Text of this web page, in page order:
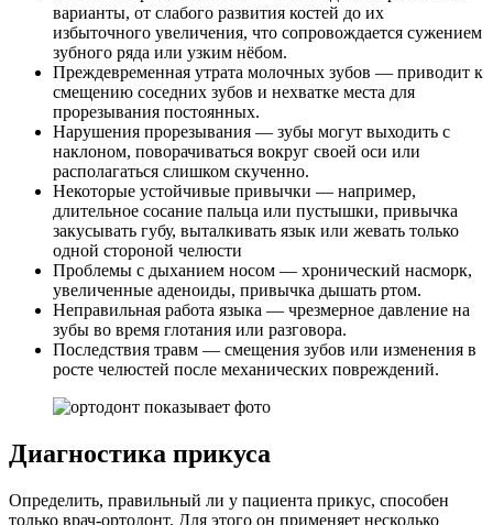
варианты, от слабого развития костей до их
избыточного увеличения, что сопровождается сужением
зубного ряда или узким нёбом.
Преждевременная утрата молочных зубов — приводит к
смещению соседних зубов и нехватке места для
прорезывания постоянных.
Нарушения прорезывания — зубы могут выходить с
наклоном, поворачиваться вокруг своей оси или
располагаться слишком скученно.
Некоторые устойчивые привычки — например,
длительное сосание пальца или пустышки, привычка
закусывать губу, выталкивать язык или жевать только
одной стороной челюсти
Проблемы с дыханием носом — хронический насморк,
увеличенные аденоиды, привычка дышать ртом.
Неправильная работа языка — чрезмерное давление на
зубы во время глотания или разговора.
Последствия травм — смещения зубов или изменения в
росте челюстей после механических повреждений.
Диагностика прикуса
Определить, правильный ли у пациента прикус, способен
только врач-ортодонт. Для этого он применяет несколько